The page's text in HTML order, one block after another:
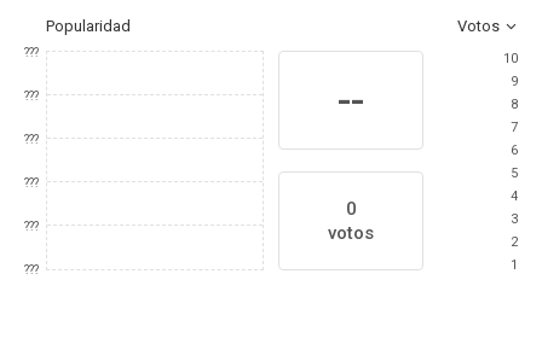
Popularidad Votos
???
???
???
???
???
???
--
0
votos
10
9
8
7
6
5
4
3
2
1